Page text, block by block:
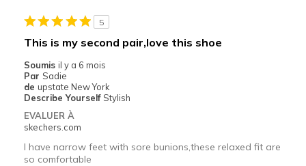
Going Out
Width
Sizing
View On Shoes
I'm Really Into Shoes
5
This is my second pair,love this shoe
Soumis il y a 6 mois
Par Sadie
de upstate New York
Describe Yourself Stylish
EVALUER À
skechers.com
I have narrow feet with sore bunions,these relaxed fit are
so comfortable